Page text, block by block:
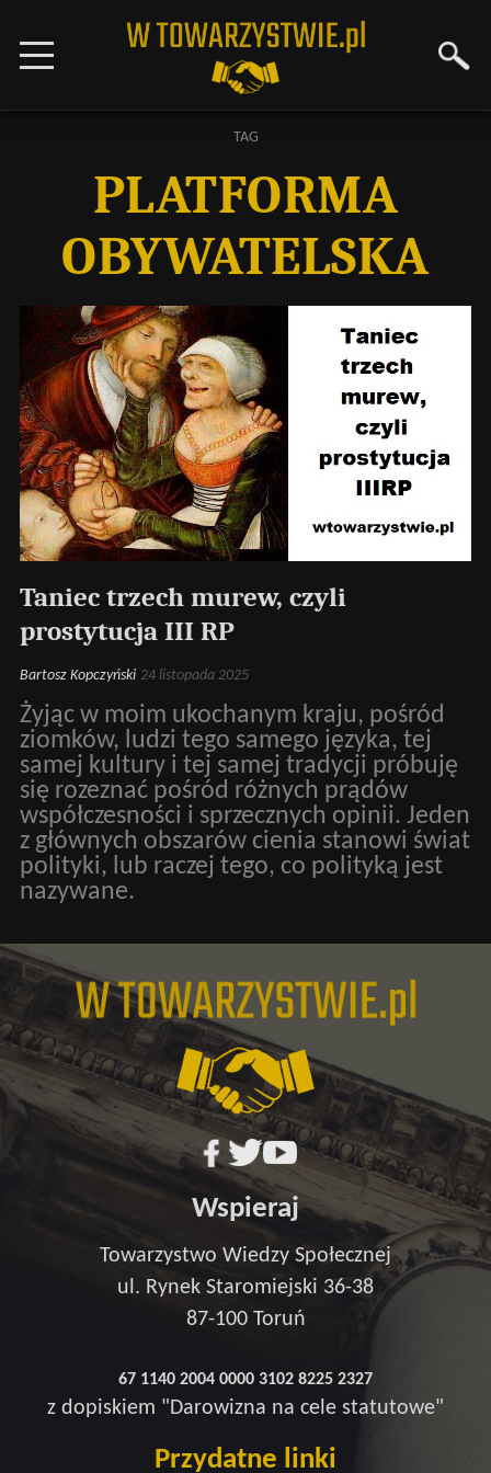
TAG
PLATFORMA
OBYWATELSKA
Taniec trzech murew, czyli
prostytucja III RP
Bartosz Kopczyński 24 listopada 2025
Żyjąc w moim ukochanym kraju, pośród
ziomków, ludzi tego samego języka, tej
samej kultury i tej samej tradycji próbuję
się rozeznać pośród różnych prądów
współczesności i sprzecznych opinii. Jeden
z głównych obszarów cienia stanowi świat
polityki, lub raczej tego, co polityką jest
nazywane.
Wspieraj
Towarzystwo Wiedzy Społecznej
ul. Rynek Staromiejski 36-38
87-100 Toruń
67 1140 2004 0000 3102 8225 2327
z dopiskiem "Darowizna na cele statutowe"
Przydatne linki